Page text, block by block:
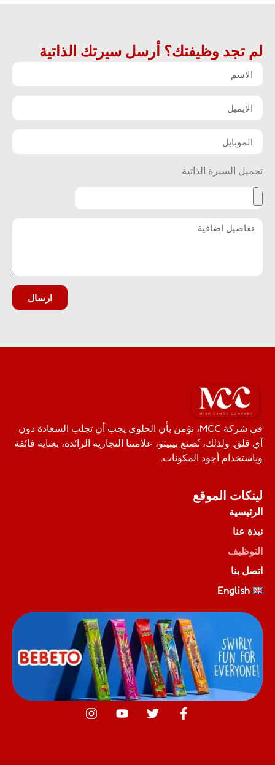
لم تجد وظيفتك؟ أرسل سيرتك الذاتية
تحميل السيرة الذاتية
ارسال
في شركة MCC، نؤمن بأن الحلوى يجب أن تجلب السعادة دون
أي قلق. ولذلك، تُصنع بيبيتو، علامتنا التجارية الرائدة، بعناية فائقة
وباستخدام أجود المكونات.
لينكات الموقع
الرئيسية
نبذة عنا
التوظيف
اتصل بنا
English